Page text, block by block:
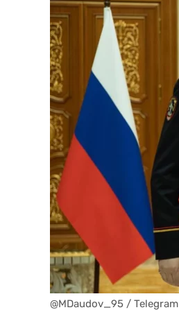
@MDaudov_95 / Telegram